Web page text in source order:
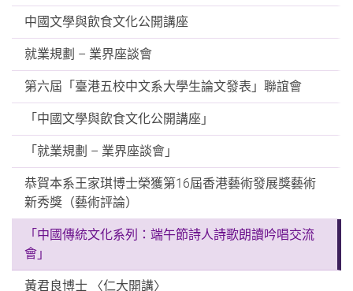
中國文學與飲食文化公開講座
就業規劃 – 業界座談會
第六屆「臺港五校中文系大學生論文發表」聯誼會
「中國文學與飲食文化公開講座」
「就業規劃 – 業界座談會」
恭賀本系王家琪博士榮獲第16屆香港藝術發展獎藝術
新秀獎（藝術評論）
「中國傳統文化系列：端午節詩人詩歌朗讀吟唱交流
會」
黃君良博士 〈仁大開講〉